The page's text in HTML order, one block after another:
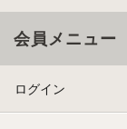
会員メニュー
ログイン